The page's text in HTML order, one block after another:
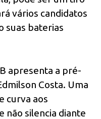
vários candidatos
suas baterias
apresenta a pré-
Costa. Uma
curva aos
não silencia diante